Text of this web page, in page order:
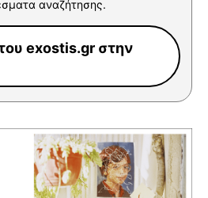
αναζήτησης.
exostis.gr στην